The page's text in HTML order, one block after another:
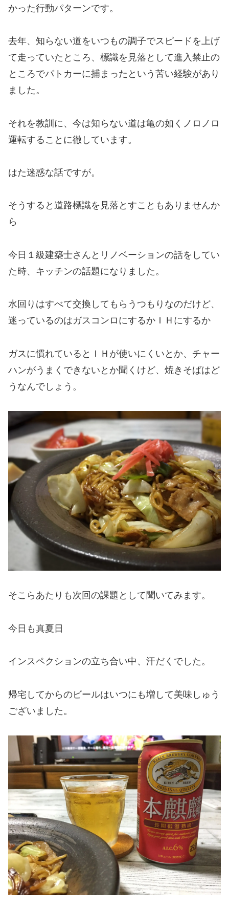
かった行動パターンです。
去年、知らない道をいつもの調子でスピードを上げ
て走っていたところ、標識を見落として進入禁止の
ところでパトカーに捕まったという苦い経験があり
ました。
それを教訓に、今は知らない道は亀の如くノロノロ
運転することに徹しています。
はた迷惑な話ですが。
そうすると道路標識を見落とすこともありませんか
ら
今日１級建築士さんとリノベーションの話をしてい
た時、キッチンの話題になりました。
水回りはすべて交換してもらうつもりなのだけど、
迷っているのはガスコンロにするかＩＨにするか
ガスに慣れているとＩＨが使いにくいとか、チャー
ハンがうまくできないとか聞くけど、焼きそばはど
うなんでしょう。
そこらあたりも次回の課題として聞いてみます。
今日も真夏日
インスペクションの立ち合い中、汗だくでした。
帰宅してからのビールはいつにも増して美味しゅう
ございました。